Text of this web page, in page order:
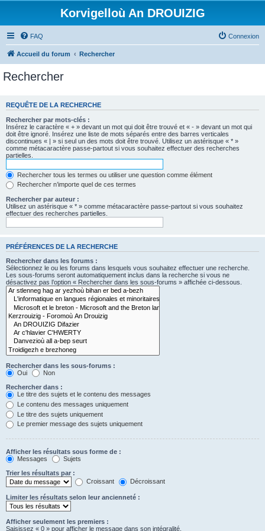
Korvigelloù An DROUIZIG
FAQ Connexion
Accueil du forum Rechercher
Rechercher
REQUÊTE DE LA RECHERCHE
Rechercher par mots-clés :
Insérez le caractère « + » devant un mot qui doit être trouvé et « - » devant un mot qui
doit être ignoré. Insérez une liste de mots séparés entre des barres verticales
discontinues « | » si seul un des mots doit être trouvé. Utilisez un astérisque « * »
comme métacaractère passe-partout si vous souhaitez effectuer des recherches
partielles.
Rechercher tous les termes ou utiliser une question comme élément
Rechercher n’importe quel de ces termes
Rechercher par auteur :
Utilisez un astérisque « * » comme métacaractère passe-partout si vous souhaitez
effectuer des recherches partielles.
PRÉFÉRENCES DE LA RECHERCHE
Rechercher dans les forums :
Sélectionnez le ou les forums dans lesquels vous souhaitez effectuer une recherche.
Les sous-forums seront automatiquement inclus dans la recherche si vous ne
désactivez pas l’option « Rechercher dans les sous-forums » affichée ci-dessous.
Rechercher dans les sous-forums :
Oui
Non
Rechercher dans :
Le titre des sujets et le contenu des messages
Le contenu des messages uniquement
Le titre des sujets uniquement
Le premier message des sujets uniquement
Afficher les résultats sous forme de :
Messages
Sujets
Trier les résultats par :
Croissant
Décroissant
Limiter les résultats selon leur ancienneté :
Afficher seulement les premiers :
Saisissez « 0 » pour afficher le message dans son intégralité.